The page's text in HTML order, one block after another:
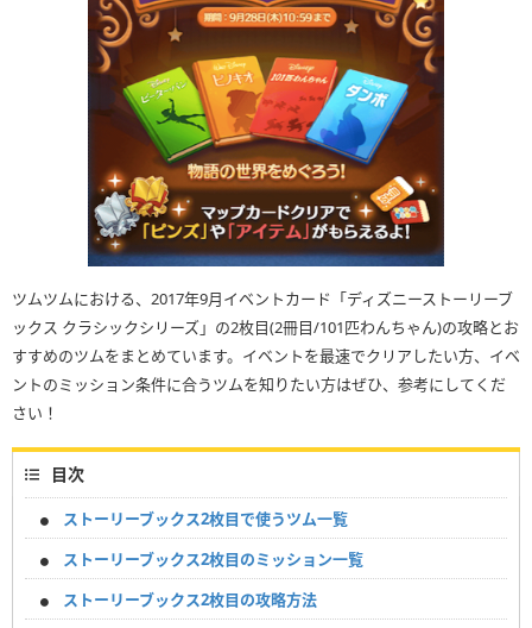
ツムツムにおける、2017年9月イベントカード「ディズニーストーリーブ
ックス クラシックシリーズ」の2枚目(2冊目/101匹わんちゃん)の攻略とお
すすめのツムをまとめています。イベントを最速でクリアしたい方、イベ
ントのミッション条件に合うツムを知りたい方はぜひ、参考にしてくだ
さい！
目次
ストーリーブックス2枚目で使うツム一覧
ストーリーブックス2枚目のミッション一覧
ストーリーブックス2枚目の攻略方法